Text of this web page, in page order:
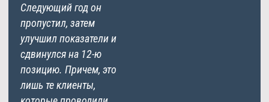
Следующий год он
пропустил, затем
улучшил показатели и
сдвинулся на 12-ю
позицию. Причем, это
лишь те клиенты,